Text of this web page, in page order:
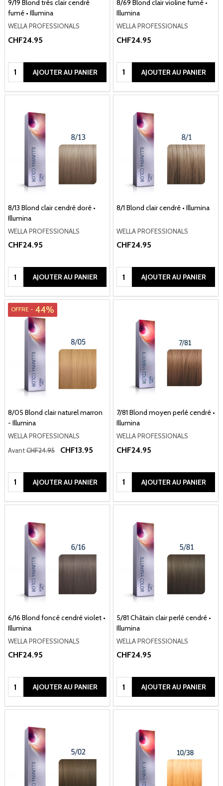
9/19 Blond très clair cendré
fumé • Illumina
WELLA PROFESSIONALS
CHF24.95
Quantité:AJOUTER AU PANIER
8/69 Blond clair violine fumé •
Illumina
WELLA PROFESSIONALS
CHF24.95
Quantité:AJOUTER AU PANIER
8/13 Blond clair cendré doré •
Illumina
WELLA PROFESSIONALS
CHF24.95
Quantité:AJOUTER AU PANIER
8/1 Blond clair cendré • Illumina
WELLA PROFESSIONALS
CHF24.95
Quantité:AJOUTER AU PANIER
OFFRE - 44%
8/05 Blond clair naturel marron
- Illumina
WELLA PROFESSIONALS
AvantCHF24.95 CHF13.95
Quantité:AJOUTER AU PANIER
7/81 Blond moyen perlé cendré •
Illumina
WELLA PROFESSIONALS
CHF24.95
Quantité:AJOUTER AU PANIER
6/16 Blond foncé cendré violet •
Illumina
WELLA PROFESSIONALS
CHF24.95
Quantité:AJOUTER AU PANIER
5/81 Châtain clair perlé cendré •
Illumina
WELLA PROFESSIONALS
CHF24.95
Quantité:AJOUTER AU PANIER